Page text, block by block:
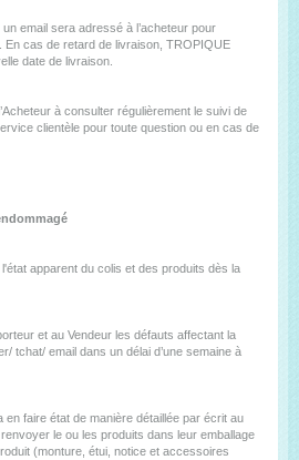
email sera adressé à l’acheteur pour
En cas de retard de livraison, TROPIQUE
date de livraison.
à consulter régulièrement le suivi de
clientèle pour toute question ou en cas de
apparent du colis et des produits dès la
et au Vendeur les défauts affectant la
tchat/ email dans un délai d’une semaine à
en faire état de manière détaillée par écrit au
le ou les produits dans leur emballage
(monture, étui, notice et accessoires